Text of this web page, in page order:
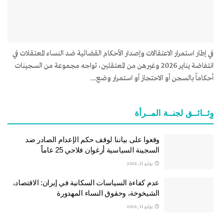
في إطار استمرار الاعتقالات وإصدار الأحكام القضائية ضد النساء المعتقلات في
انتفاضة يناير 2026 وغيرهن من المعتقلين، تواجه مجموعة من السجينات
أحكاماً بالسجن أو الاحتجاز أو استمرار وضع...
وِثــائــق لجنــة المــرأة
وقعوا على بياننا لوقف حكم الإعدام الصادر ضد
السجينة السياسية أرغوان فلاحي 25 عاماً
يوليو 11, 2026
عدم كفاءة السياسات السكانية في إيران: الاقتصاد،
الشيخوخة، وحقوق النساء المهدورة
يوليو 11, 2026